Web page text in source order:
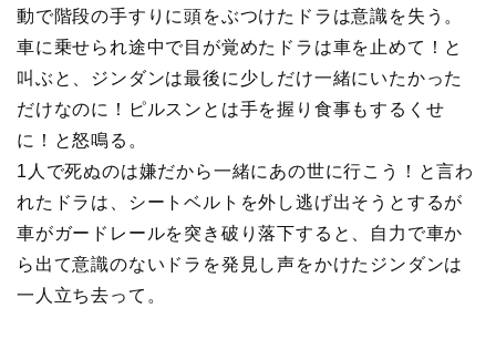
動で階段の手すりに頭をぶつけたドラは意識を失う。
車に乗せられ途中で目が覚めたドラは車を止めて！と
叫ぶと、ジンダンは最後に少しだけ一緒にいたかった
だけなのに！ピルスンとは手を握り食事もするくせ
に！と怒鳴る。
1人で死ぬのは嫌だから一緒にあの世に行こう！と言わ
れたドラは、シートベルトを外し逃げ出そうとするが
車がガードレールを突き破り落下すると、自力で車か
ら出て意識のないドラを発見し声をかけたジンダンは
一人立ち去って。